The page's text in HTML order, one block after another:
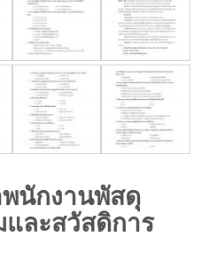
นักงานพัสดุ
ละสวัสดิการ